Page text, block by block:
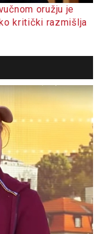
oružju je
kritički razmišlja